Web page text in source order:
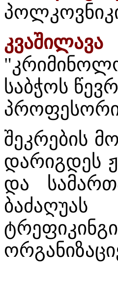
საბჭოს
შეკრების
დარიგდეს
და